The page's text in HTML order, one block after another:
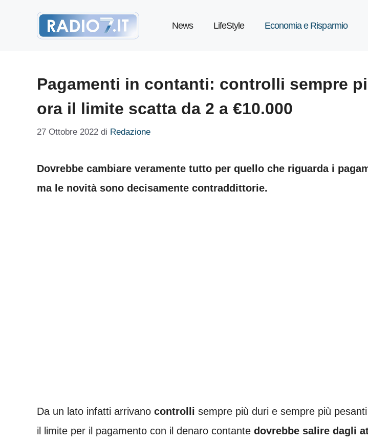
News LifeStyle Economia e Risparmio
Pagamenti in contanti: controlli sempre
ora il limite scatta da 2 a €10.000
27 Ottobre 2022 di Redazione
Dovrebbe cambiare veramente tutto per quello che riguarda i
ma le novità sono decisamente contraddittorie.
Da un lato infatti arrivano controlli sempre più duri e sempre più
il limite per il pagamento con il denaro contante dovrebbe salire dagli